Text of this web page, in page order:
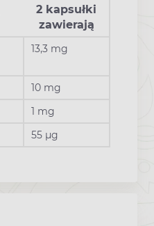
2 kapsułki
zawierają
13,3 mg
10 mg
1 mg
55 μg